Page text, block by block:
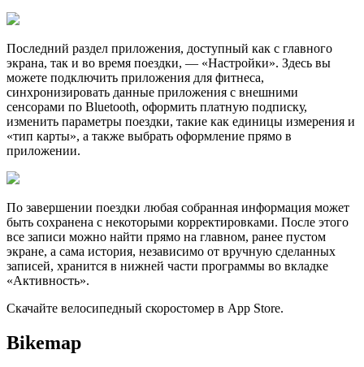
Последний раздел приложения, доступный как с главного
экрана, так и во время поездки, — «Настройки». Здесь вы
можете подключить приложения для фитнеса,
синхронизировать данные приложения с внешними
сенсорами по Bluetooth, оформить платную подписку,
изменить параметры поездки, такие как единицы измерения и
«тип карты», а также выбрать оформление прямо в
приложении.
По завершении поездки любая собранная информация может
быть сохранена с некоторыми корректировками. После этого
все записи можно найти прямо на главном, ранее пустом
экране, а сама история, независимо от вручную сделанных
записей, хранится в нижней части программы во вкладке
«Активность».
Скачайте велосипедный скоростомер в App Store.
Bikemap